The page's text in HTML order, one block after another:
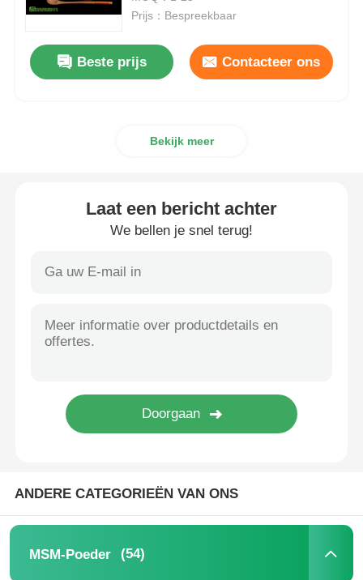
MSM Groothandel
De Organische Zwavel van MSM
Zuivere MSM-Kristallen
HALAL ISO
Prijs：Bespreekbaar
Beste prijs Contacteer ons
Bekijk meer
Laat een bericht achter
We bellen je snel terug!
ANDERE CATEGORIEËN VAN ONS
MSM-Poeder (54)